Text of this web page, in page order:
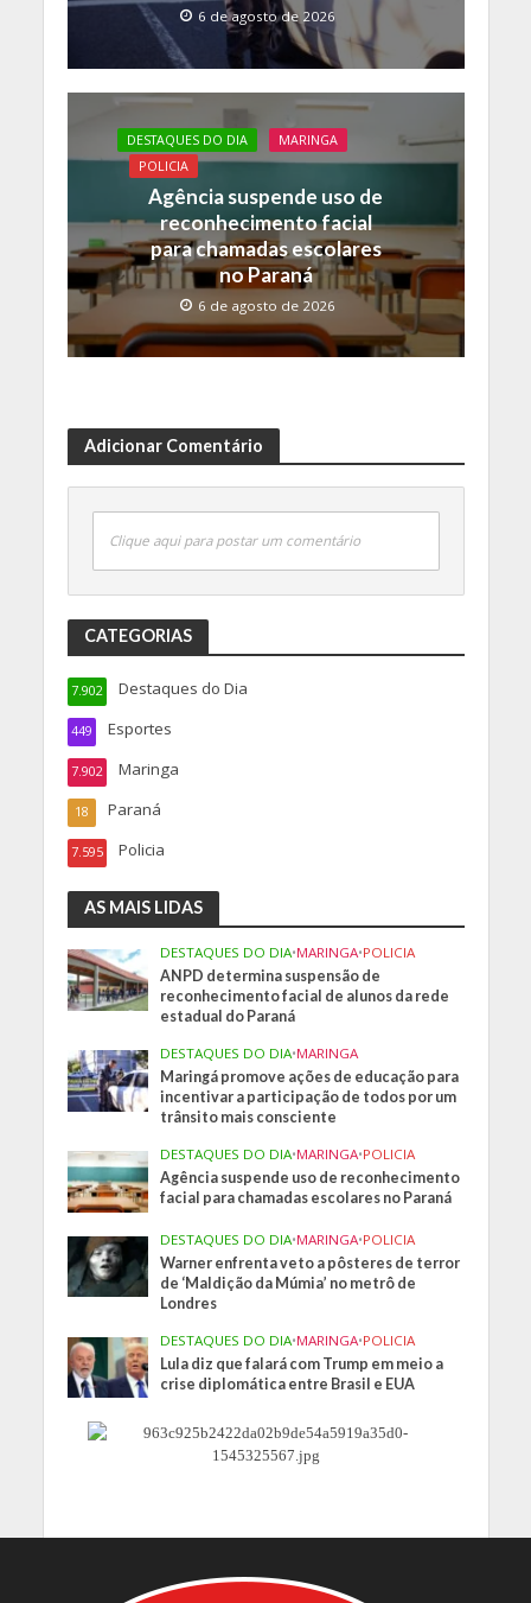
6 de agosto de 2026
DESTAQUES DO DIA
MARINGA
POLICIA
Agência suspende uso de
reconhecimento facial
para chamadas escolares
no Paraná
6 de agosto de 2026
Adicionar Comentário
Clique aqui para postar um comentário
CATEGORIAS
Destaques do Dia
7.902
Esportes
449
Maringa
7.902
Paraná
18
Policia
7.595
AS MAIS LIDAS
DESTAQUES DO DIA•MARINGA•POLICIA
ANPD determina suspensão de
reconhecimento facial de alunos da rede
estadual do Paraná
DESTAQUES DO DIA•MARINGA
Maringá promove ações de educação para
incentivar a participação de todos por um
trânsito mais consciente
DESTAQUES DO DIA•MARINGA•POLICIA
Agência suspende uso de reconhecimento
facial para chamadas escolares no Paraná
DESTAQUES DO DIA•MARINGA•POLICIA
Warner enfrenta veto a pôsteres de terror
de ‘Maldição da Múmia’ no metrô de
Londres
DESTAQUES DO DIA•MARINGA•POLICIA
Lula diz que falará com Trump em meio a
crise diplomática entre Brasil e EUA